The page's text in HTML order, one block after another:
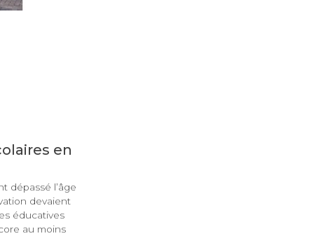
en
dépassé l’âge
devaient
éducatives
au moins